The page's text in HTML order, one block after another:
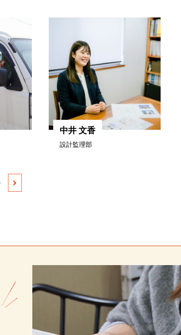
中井 文香
設計監理部